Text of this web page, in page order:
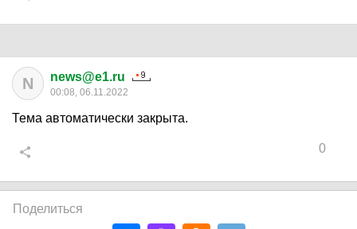
N news@e1.ru
00:08, 06.11.2022
Тема автоматически закрыта.
0
Поделиться